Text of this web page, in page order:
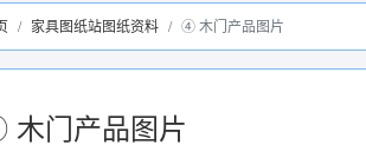
家具图纸站图纸资料 ④ 木门产品图片
门产品图片